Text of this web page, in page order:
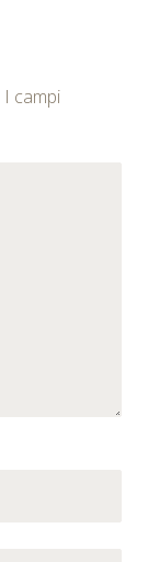
I campi